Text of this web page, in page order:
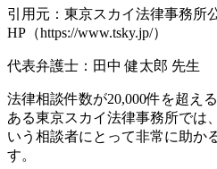
引用元：東京スカイ法律事務所
HP（https://www.tsky.jp/）
代表弁護士：田中 健太郎 先生
法律相談件数が20,000件を超え
ある東京スカイ法律事務所では、
いう相談者にとって非常に助か
す。